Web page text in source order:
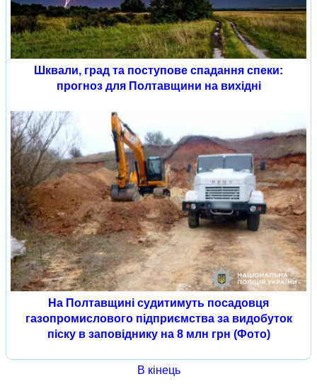
Шквали, град та поступове спадання спеки:
прогноз для Полтавщини на вихідні
На Полтавщині судитимуть посадовця
газопромислового підприємства за видобуток
піску в заповіднику на 8 млн грн (Фото)
В кінець